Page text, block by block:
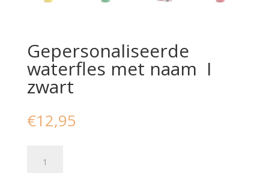
Gepersonaliseerde
waterfles met naam I
zwart
€12,95
waterfles